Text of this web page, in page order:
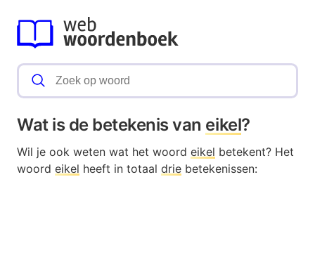
Wat is de betekenis van eikel?
Wil je ook weten wat het woord eikel betekent? Het
woord eikel heeft in totaal drie betekenissen: